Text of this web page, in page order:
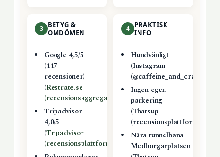
3
BETYG &
OMDÖMEN
Google 4,5/5
(117
recensioner)
(Restrate.se
(recensionsaggregator)
Tripadvisor
4,0/5
(Tripadvisor
(recensionsplattform)
4
PRAKTISK
INFO
Hundvänligt
(Instagram
(@caffeine_and_cravings))
Ingen egen
parkering
(Thatsup
(recensionsplattform))
Nära tunnelbana
Medborgarplatsen